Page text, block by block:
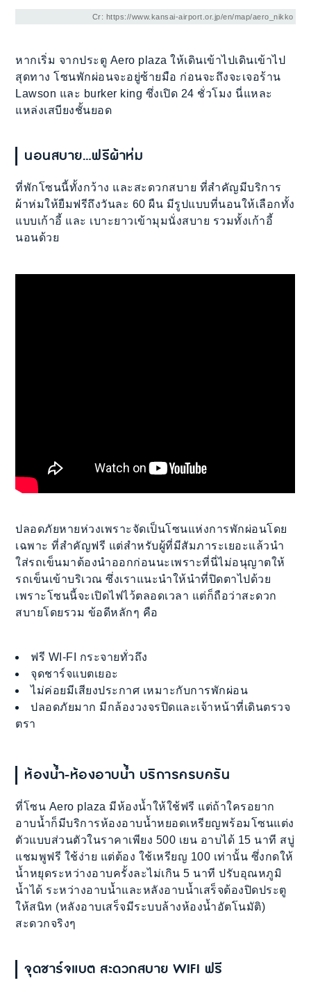
Cr: https://www.kansai-airport.or.jp/en/map/aero_nikko
หากเริ่ม จากประตู Aero plaza ให้เดินเข้าไปเดินเข้าไป
สุดทาง โซนพักผ่อนจะอยู่ซ้ายมือ ก่อนจะถึงจะเจอร้าน
Lawson และ burker king ซึ่งเปิด 24 ชั่วโมง นี่แหละ
แหล่งเสบียงชั้นยอด
นอนสบาย…ฟรีผ้าห่ม
ที่พักโซนนี้ทั้งกว้าง และสะดวกสบาย ที่สำคัญมีบริการ
ผ้าห่มให้ยืมฟรีถึงวันละ 60 ผืน มีรูปแบบที่นอนให้เลือกทั้ง
แบบเก้าอี้ และ เบาะยาวเข้ามุมนั่งสบาย รวมทั้งเก้าอี้
นอนด้วย
ปลอดภัยหายห่วงเพราะจัดเป็นโซนแห่งการพักผ่อนโดย
เฉพาะ ที่สำคัญฟรี แต่สำหรับผู้ที่มีสัมภาระเยอะแล้วนำ
ใส่รถเข็นมาต้องนำออกก่อนนะเพราะที่นี่ไม่อนุญาตให้
รถเข็นเข้าบริเวณ ซึ่งเราแนะนำให้นำที่ปิดตาไปด้วย
เพราะโซนนี้จะเปิดไฟไว้ตลอดเวลา แต่ก็ถือว่าสะดวก
สบายโดยรวม ข้อดีหลักๆ คือ
ฟรี WI-FI กระจายทั่วถึง
จุดชาร์จแบตเยอะ
ไม่ค่อยมีเสียงประกาศ เหมาะกับการพักผ่อน
ปลอดภัยมาก มีกล้องวงจรปิดและเจ้าหน้าที่เดินตรวจ
ตรา
ห้องน้ำ-ห้องอาบน้ำ บริการครบครัน
ที่โซน Aero plaza มีห้องน้ำให้ใช้ฟรี แต่ถ้าใครอยาก
อาบน้ำก็มีบริการห้องอาบน้ำหยอดเหรียญพร้อมโซนแต่ง
ตัวแบบส่วนตัวในราคาเพียง 500 เยน อาบได้ 15 นาที สบู่
แชมพูฟรี ใช้ง่าย แต่ต้อง ใช้เหรียญ 100 เท่านั้น ซึ่งกดให้
น้ำหยุดระหว่างอาบครั้งละไม่เกิน 5 นาที ปรับอุณหภูมิ
น้ำได้ ระหว่างอาบน้ำและหลังอาบน้ำเสร็จต้องปิดประตู
ให้สนิท (หลังอาบเสร็จมีระบบล้างห้องน้ำอัตโนมัติ)
สะดวกจริงๆ
จุดชาร์จแบต สะดวกสบาย WIFI ฟรี